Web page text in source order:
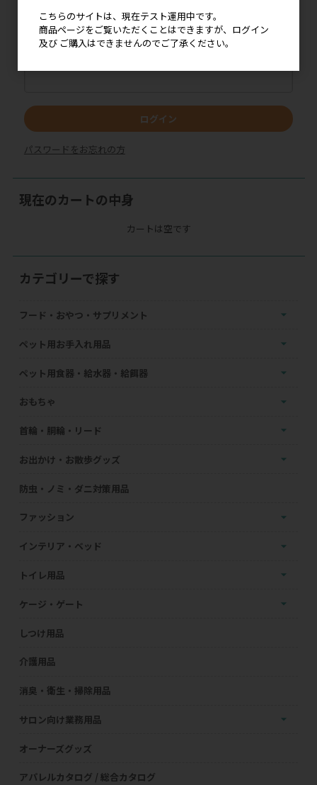
メールアドレス
ログイン
パスワードをお忘れの方
現在のカートの中身
カートは空です
カテゴリーで探す
フード・おやつ・サプリメント
ペット用お手入れ用品
ペット用食器・給水器・給餌器
おもちゃ
首輪・胴輪・リード
お出かけ・お散歩グッズ
防虫・ノミ・ダニ対策用品
ファッション
インテリア・ベッド
トイレ用品
ケージ・ゲート
しつけ用品
介護用品
消臭・衛生・掃除用品
サロン向け業務用品
オーナーズグッズ
アパレルカタログ / 総合カタログ
こちらのサイトは、現在テスト運用中です。
商品ページをご覧いただくことはできますが、ログイン
及び ご購入はできませんのでご了承ください。